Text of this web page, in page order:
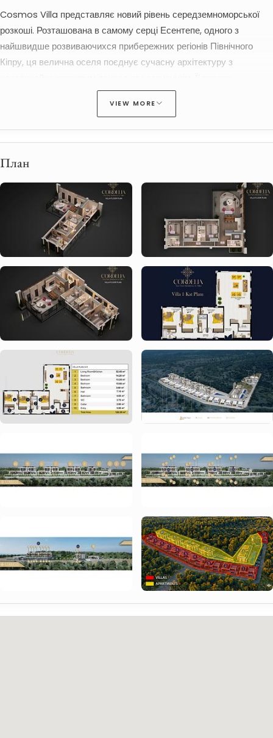
Cosmos Villa представляє новий рівень середземноморської
розкоші. Розташована в самому серці Есентепе, одного з
найшвидше розвиваючихся прибережних регіонів Північного
Кіпру, ця велична оселя поєднує сучасну архітектуру з
розташування гарантує постійний, панорамний вид на море та
гори, забезпечуючи унікальний досвід життя.
Деталі нерухомості – Cosmos Villa
Витончений дизайн, який надає пріоритет якості, простору та
абсолютного комфорту:
3 спальні + просторна вітальня
122,35 м² закритого внутрішнього простору
60 м² панорамна тераса з повним видом на море
182,35 м² загальної житлової площі
Середземне море
425 м² приватної землі
2 сучасні ванні кімнати , обидві спроектовані з
використанням високоякісних матеріалів
Повний вид на море з вітальні та усіх спалень
Скляні фасади від підлоги до стелі
Розташування з високим рівнем конфіденційності в межах
комплексу
Сучасна зовнішня архітектура з використанням
натурального каменю та дерева
відображала красу узбережжя, що робить її відмінним вибором
як для інвесторів, так і для тих, хто шукає житло.
Cosmos Villa є частиною Cordelia, сучасного житлового
проекту, створеного для забезпечення комфорту та зручності.
Завдяки своєму високому розташуванню та відмінним
соціальним зручностям, Cordelia є однією з найпривабливіших
спільнот для тих, хто шукає нерухомість на продаж в Північному
VIEW MORE
План